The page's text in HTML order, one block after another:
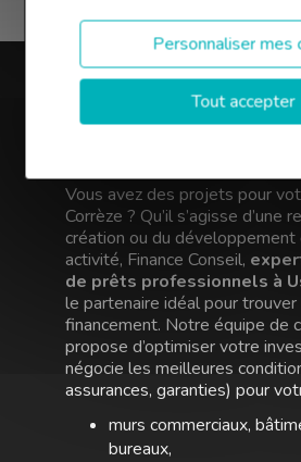
En savoir plus sur
Vous avez des projets pour
Corrèze ? Qu’il s’agisse d’une
création ou du
activité, Finance Conseil,
de prêts professionnels à
le partenaire idéal pour
financement. Notre équipe de
propose d’optimiser votre
négocie les meilleures
assurances, garanties) pour
murs commerciaux,
bureaux,
Personnaliser mes
Tout accepter